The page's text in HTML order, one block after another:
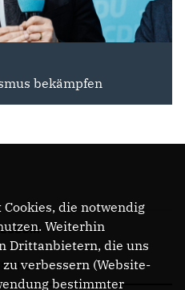
bekämpfen
die notwendig
Weiterhin
Drittanbietern, die uns
verbessern (Website-
bestimmter